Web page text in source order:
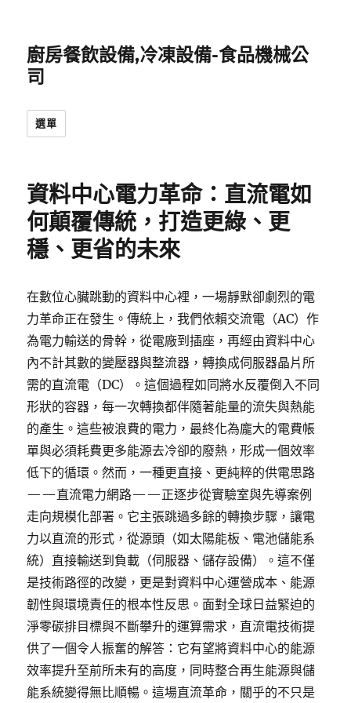
廚房餐飲設備,冷凍設備-食品機械公
司
選單
資料中心電力革命：直流電如
何顛覆傳統，打造更綠、更
穩、更省的未來
在數位心臟跳動的資料中心裡，一場靜默卻劇烈的電
力革命正在發生。傳統上，我們依賴交流電（AC）作
為電力輸送的骨幹，從電廠到插座，再經由資料中心
內不計其數的變壓器與整流器，轉換成伺服器晶片所
需的直流電（DC）。這個過程如同將水反覆倒入不同
形狀的容器，每一次轉換都伴隨著能量的流失與熱能
的產生。這些被浪費的電力，最終化為龐大的電費帳
單與必須耗費更多能源去冷卻的廢熱，形成一個效率
低下的循環。然而，一種更直接、更純粹的供電思路
——直流電力網路——正逐步從實驗室與先導案例
走向規模化部署。它主張跳過多餘的轉換步驟，讓電
力以直流的形式，從源頭（如太陽能板、電池儲能系
統）直接輸送到負載（伺服器、儲存設備）。這不僅
是技術路徑的改變，更是對資料中心運營成本、能源
韌性與環境責任的根本性反思。面對全球日益緊迫的
淨零碳排目標與不斷攀升的運算需求，直流電技術提
供了一個令人振奮的解答：它有望將資料中心的能源
效率提升至前所未有的高度，同時整合再生能源與儲
能系統變得無比順暢。這場直流革命，關乎的不只是